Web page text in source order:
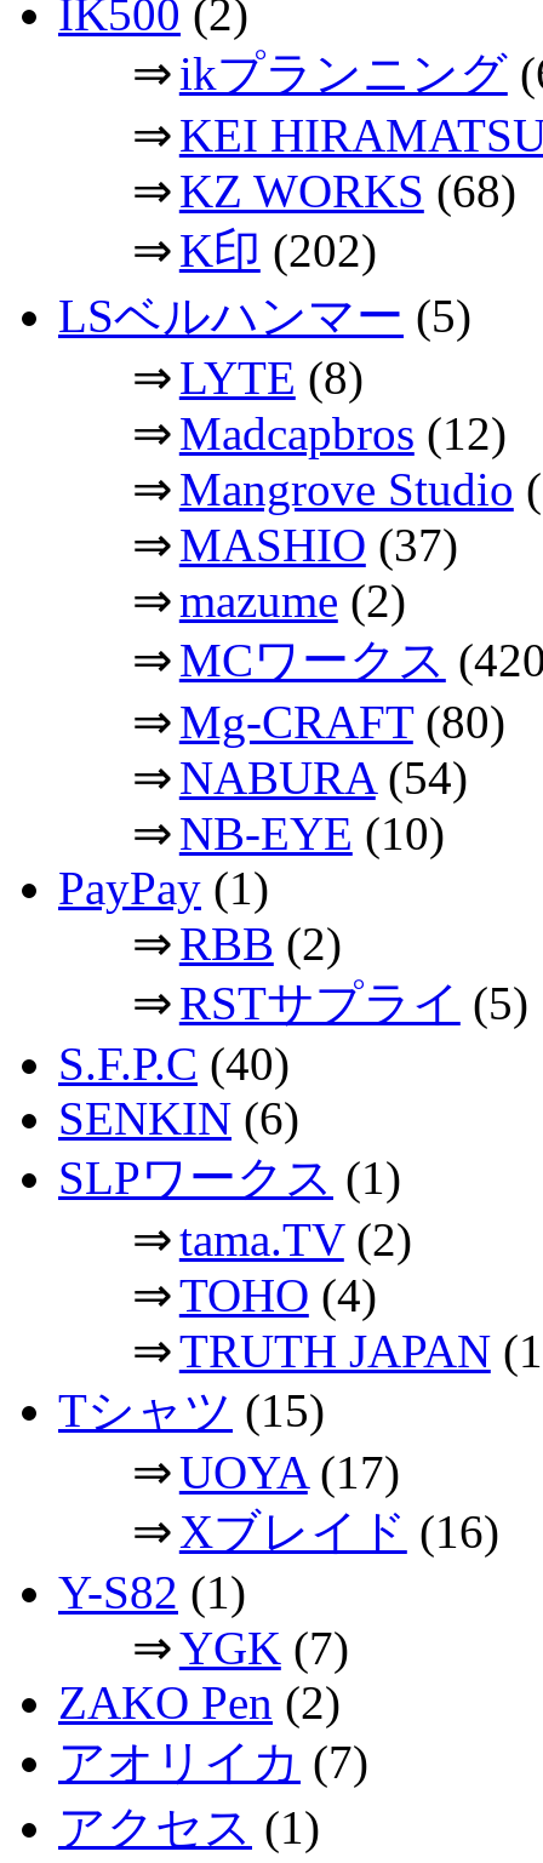
IK500 (2)
⇒ikプランニング
⇒KEI
⇒KZ WORKS (68)
⇒K印 (202)
LSベルハンマー (5)
⇒LYTE (8)
⇒Madcapbros (12)
⇒Mangrove Studio
⇒MASHIO (37)
⇒mazume (2)
⇒MCワークス
⇒Mg-CRAFT(80)
⇒NABURA(54)
⇒NB-EYE (10)
PayPay (1)
⇒RBB (2)
⇒RSTサプライ (5)
S.F.P.C (40)
SENKIN (6)
SLPワークス (1)
⇒tama.TV(2)
⇒TOHO (4)
⇒TRUTH JAPAN
Tシャツ (15)
⇒UOYA(17)
⇒Xブレイド (16)
Y-S82 (1)
⇒YGK (7)
ZAKO Pen (2)
アオリイカ (7)
アクセス (1)